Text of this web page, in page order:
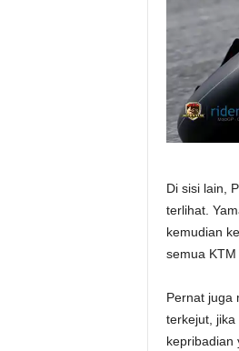
Di sisi lain,
terlihat.
kemudian
semua KTM
Pernat juga
terkejut,
kepribadian